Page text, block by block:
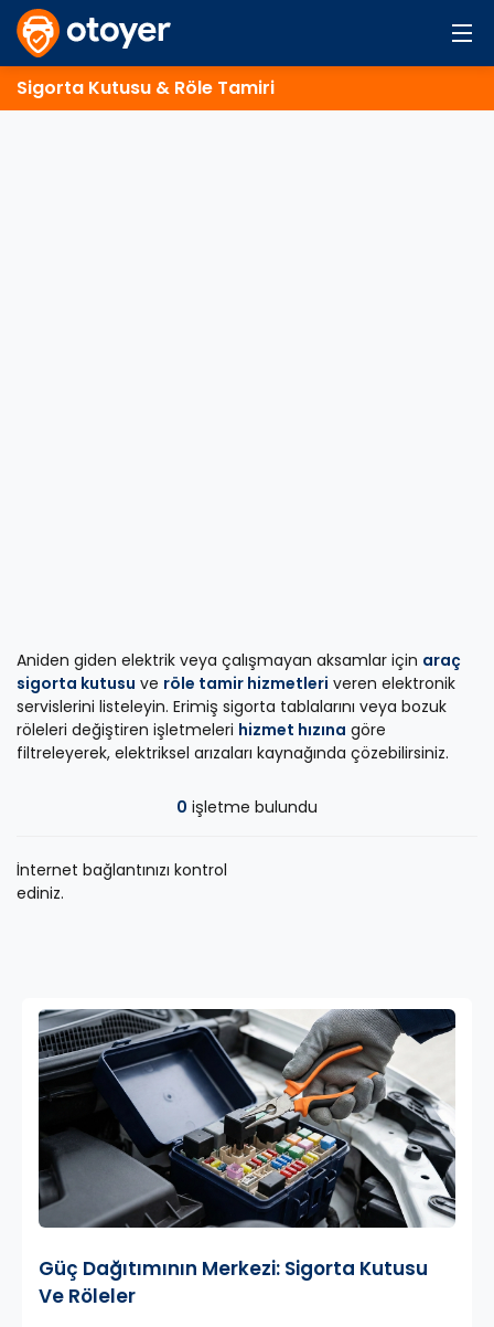
Sigorta Kutusu & Röle Tamiri
Aniden giden elektrik veya çalışmayan aksamlar için araç
sigorta kutusu ve röle tamir hizmetleri veren elektronik
servislerini listeleyin. Erimiş sigorta tablalarını veya bozuk
röleleri değiştiren işletmeleri hizmet hızına göre
filtreleyerek, elektriksel arızaları kaynağında çözebilirsiniz.
0 işletme bulundu
İnternet bağlantınızı kontrol
ediniz.
Güç Dağıtımının Merkezi: Sigorta Kutusu
Ve Röleler